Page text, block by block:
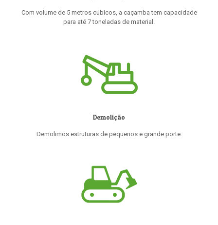
Com volume de 5 metros cúbicos, a caçamba tem capacidade
para até 7 toneladas de material.
Demolição
Demolimos estruturas de pequenos e grande porte.